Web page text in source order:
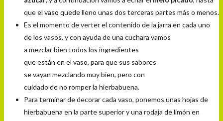
que el vaso quede lleno unas dos terceras partes más o menos.
Es el momento de verterel contenido de la jarra en cada uno
de los vasos, y con ayuda de una cuchara vamos
a mezclarbien todos los ingredientes
que están en el vaso, para que sus sabores
se vayan mezclando muy bien, pero con
cuidado de no romper la hierbabuena.
Para terminarde decorar cada vaso, ponemos unas hojas de
hierbabuena en la parte superiory una rodaja de limón en